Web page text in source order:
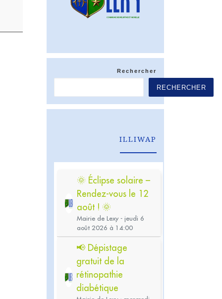
Rechercher
RECHERCHER
ILLIWAP